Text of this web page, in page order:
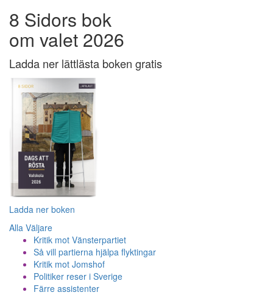
8 Sidors bok
om valet 2026
Ladda ner lättlästa boken gratis
Ladda ner boken
Alla Väljare
Kritik mot Vänsterpartiet
Så vill partierna hjälpa flyktingar
Kritik mot Jomshof
Politiker reser i Sverige
Färre assistenter